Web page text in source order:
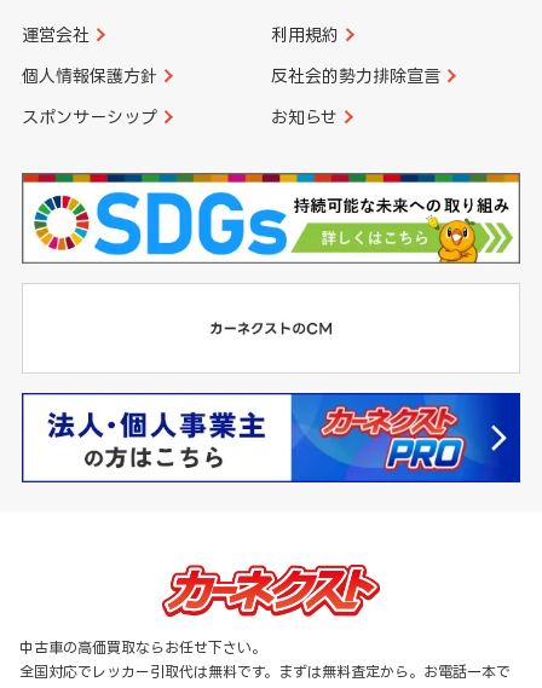
運営会社 利用規約
個人情報保護方針 反社会的勢力排除宣言
スポンサーシップ お知らせ
中古車の高価買取ならお任せ下さい。
全国対応でレッカー引取代は無料です。まずは無料査定から。お電話一本で